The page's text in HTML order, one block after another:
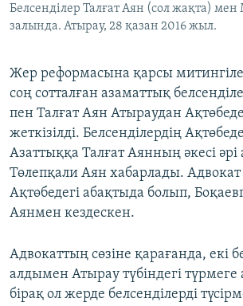
Белсенділер Талғат Аян (сол жақта) мен
залында. Атырау, 28 қазан 2016 жыл.
Жер реформасына қарсы
соң сотталған азаматтық
пен Талғат Аян Атыраудан
жеткізілді. Белсенділердің
Азаттыққа Талғат Аянның әкесі әрі
Төлепқали Аян хабарлады. Адвокат
Ақтөбедегі абақтыда болып,
Аянмен кездескен.
Адвокаттың сөзіне қарағанда, екі
алдымен Атырау түбіндегі түрмеге
бірақ ол жерде белсенділерді